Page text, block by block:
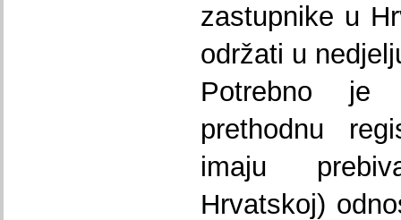
zastupnike u
održati u
Potrebno je
prethodnu
imaju
Hrvatskoj)